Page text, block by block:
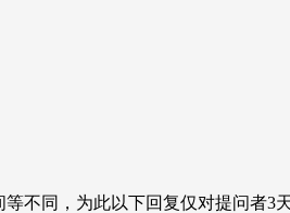
不同，为此以下回复仅对提问者3